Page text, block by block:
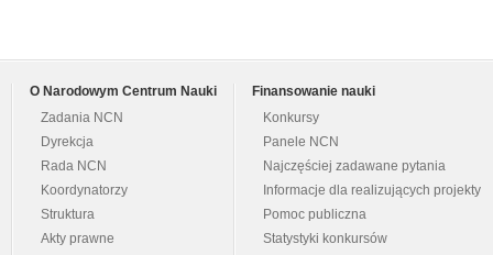
O Narodowym Centrum Nauki
Zadania NCN
Dyrekcja
Rada NCN
Koordynatorzy
Struktura
Akty prawne
Finansowanie nauki
Konkursy
Panele NCN
Najczęściej zadawane pytania
Informacje dla realizujących projekty
Pomoc publiczna
Statystyki konkursów